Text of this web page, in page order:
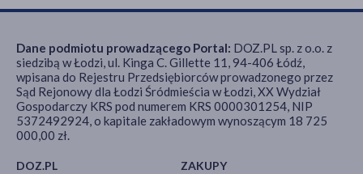
DOZ.PL ZAKUPY
Dane podmiotu prowadzącego Portal: DOZ.PL sp. z o.o. z
siedzibą w Łodzi, ul. Kinga C. Gillette 11, 94-406 Łódź,
wpisana do Rejestru Przedsiębiorców prowadzonego przez
Sąd Rejonowy dla Łodzi Śródmieścia w Łodzi, XX Wydział
Gospodarczy KRS pod numerem KRS 0000301254, NIP
5372492924, o kapitale zakładowym wynoszącym 18 725
000,00 zł.